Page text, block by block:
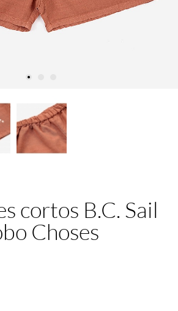
cortos B.C. Sail
Choses